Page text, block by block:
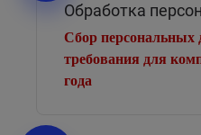
Обработка
Сбор
требования для
года